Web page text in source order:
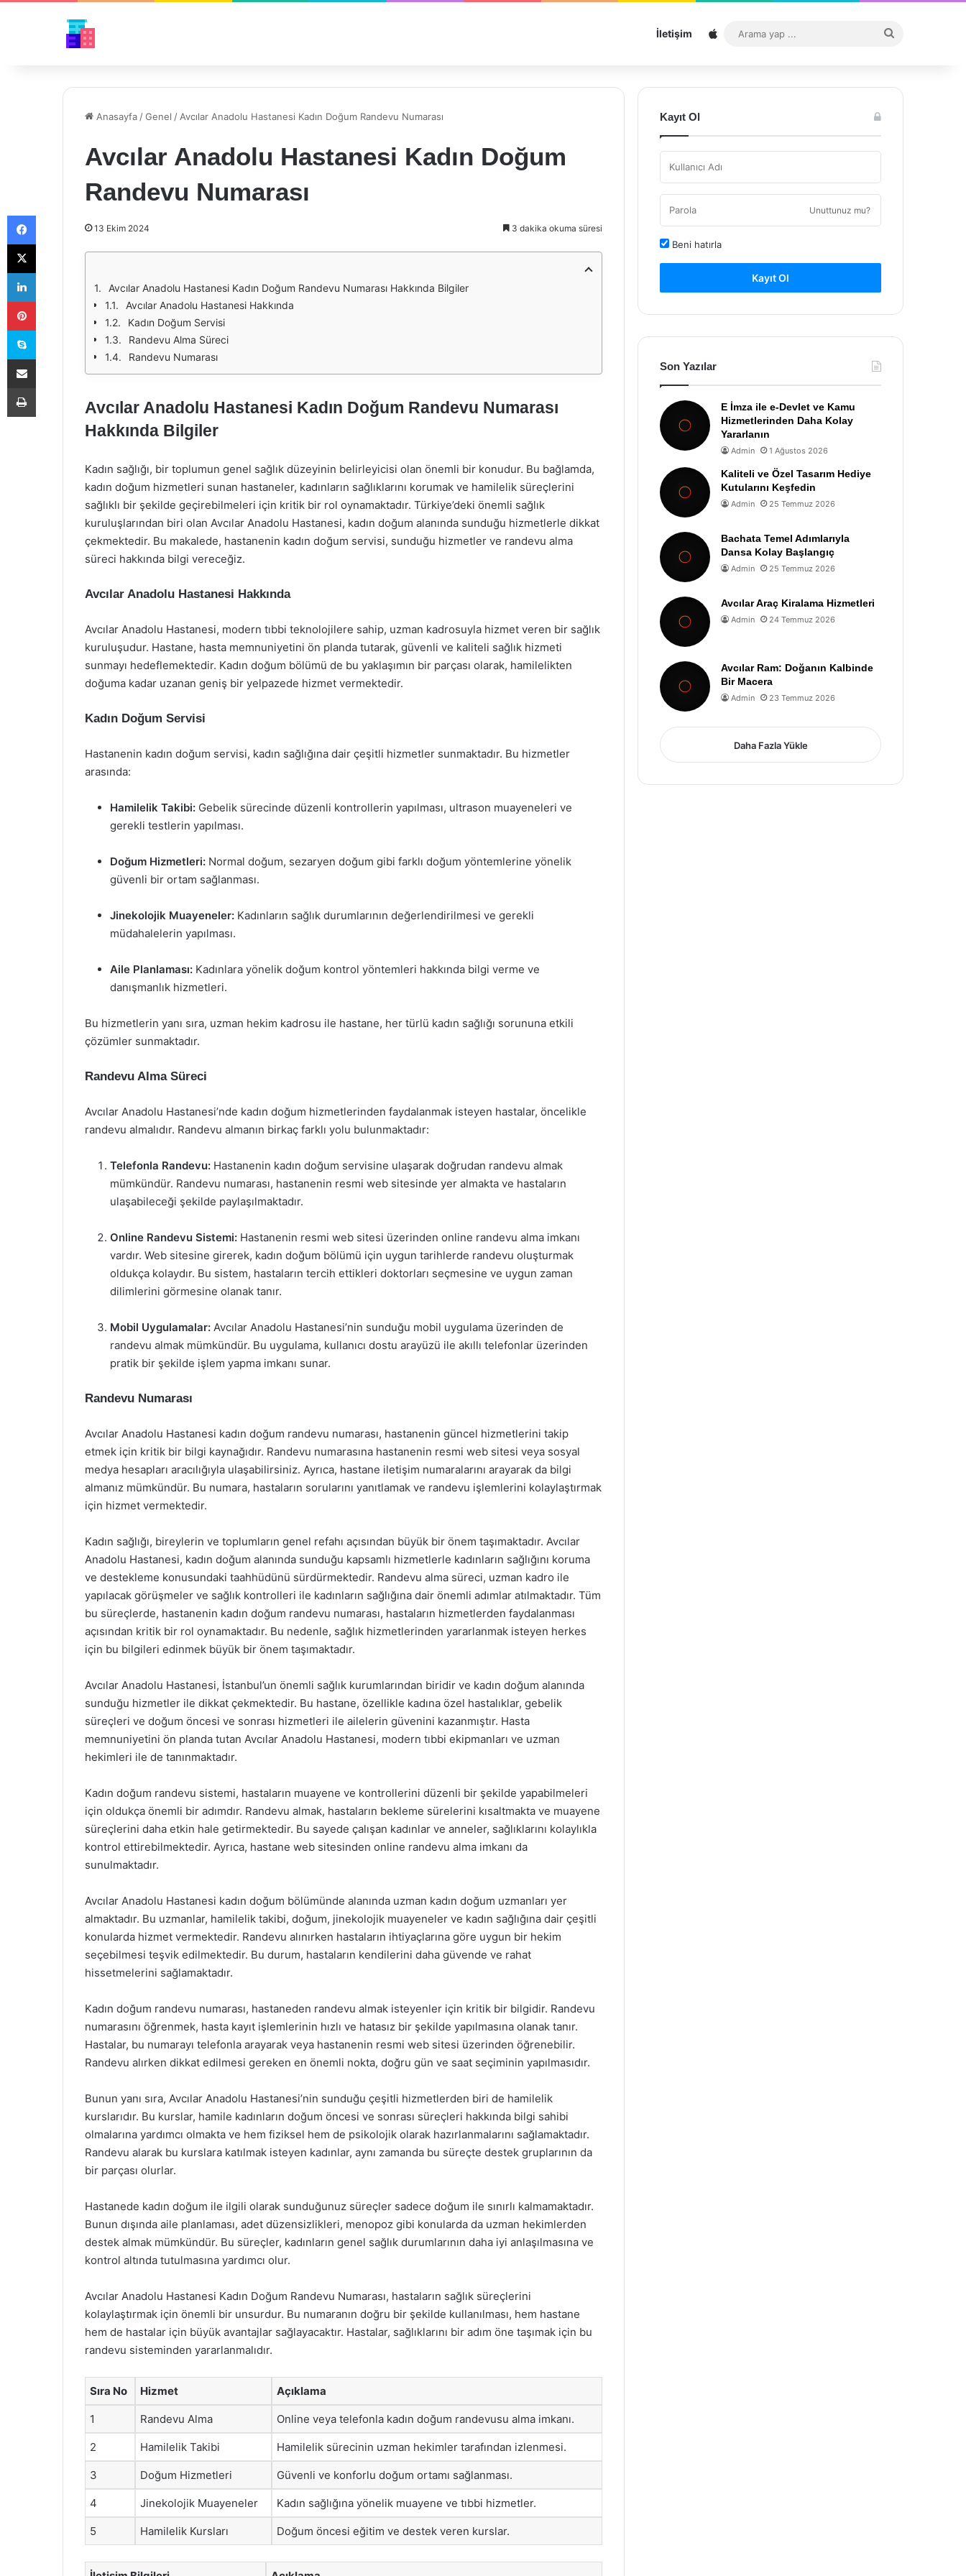
İletişim Sitemap
...
Anasayfa /Genel / Avcılar Anadolu Hastanesi Kadın Doğum Randevu Numarası
Avcılar Anadolu Hastanesi Kadın Doğum
Randevu Numarası
13 Ekim 2024 3 dakika okuma süresi
Avcılar Anadolu Hastanesi Kadın Doğum Randevu Numarası Hakkında Bilgiler
Avcılar Anadolu Hastanesi Hakkında
Kadın Doğum Servisi
Randevu Alma Süreci
Randevu Numarası
Avcılar Anadolu Hastanesi Kadın Doğum Randevu Numarası
Hakkında Bilgiler
Kadın sağlığı, bir toplumun genel sağlık düzeyinin belirleyicisi olan önemli bir konudur. Bu bağlamda,
kadın doğum hizmetleri sunan hastaneler, kadınların sağlıklarını korumak ve hamilelik süreçlerini
sağlıklı bir şekilde geçirebilmeleri için kritik bir rol oynamaktadır. Türkiye’deki önemli sağlık
kuruluşlarından biri olan Avcılar Anadolu Hastanesi, kadın doğum alanında sunduğu hizmetlerle dikkat
çekmektedir. Bu makalede, hastanenin kadın doğum servisi, sunduğu hizmetler ve randevu alma
süreci hakkında bilgi vereceğiz.
Avcılar Anadolu Hastanesi Hakkında
Avcılar Anadolu Hastanesi, modern tıbbi teknolojilere sahip, uzman kadrosuyla hizmet veren bir sağlık
kuruluşudur. Hastane, hasta memnuniyetini ön planda tutarak, güvenli ve kaliteli sağlık hizmeti
sunmayı hedeflemektedir. Kadın doğum bölümü de bu yaklaşımın bir parçası olarak, hamilelikten
doğuma kadar uzanan geniş bir yelpazede hizmet vermektedir.
Kadın Doğum Servisi
Hastanenin kadın doğum servisi, kadın sağlığına dair çeşitli hizmetler sunmaktadır. Bu hizmetler
arasında:
Hamilelik Takibi: Gebelik sürecinde düzenli kontrollerin yapılması, ultrason muayeneleri ve
gerekli testlerin yapılması.
Doğum Hizmetleri: Normal doğum, sezaryen doğum gibi farklı doğum yöntemlerine yönelik
güvenli bir ortam sağlanması.
Jinekolojik Muayeneler: Kadınların sağlık durumlarının değerlendirilmesi ve gerekli
müdahalelerin yapılması.
Aile Planlaması: Kadınlara yönelik doğum kontrol yöntemleri hakkında bilgi verme ve
danışmanlık hizmetleri.
Bu hizmetlerin yanı sıra, uzman hekim kadrosu ile hastane, her türlü kadın sağlığı sorununa etkili
çözümler sunmaktadır.
Randevu Alma Süreci
Avcılar Anadolu Hastanesi’nde kadın doğum hizmetlerinden faydalanmak isteyen hastalar, öncelikle
randevu almalıdır. Randevu almanın birkaç farklı yolu bulunmaktadır:
Telefonla Randevu: Hastanenin kadın doğum servisine ulaşarak doğrudan randevu almak
mümkündür. Randevu numarası, hastanenin resmi web sitesinde yer almakta ve hastaların
ulaşabileceği şekilde paylaşılmaktadır.
Online Randevu Sistemi: Hastanenin resmi web sitesi üzerinden online randevu alma imkanı
vardır. Web sitesine girerek, kadın doğum bölümü için uygun tarihlerde randevu oluşturmak
oldukça kolaydır. Bu sistem, hastaların tercih ettikleri doktorları seçmesine ve uygun zaman
dilimlerini görmesine olanak tanır.
Mobil Uygulamalar: Avcılar Anadolu Hastanesi’nin sunduğu mobil uygulama üzerinden de
randevu almak mümkündür. Bu uygulama, kullanıcı dostu arayüzü ile akıllı telefonlar üzerinden
pratik bir şekilde işlem yapma imkanı sunar.
Randevu Numarası
Avcılar Anadolu Hastanesi kadın doğum randevu numarası, hastanenin güncel hizmetlerini takip
etmek için kritik bir bilgi kaynağıdır. Randevu numarasına hastanenin resmi web sitesi veya sosyal
medya hesapları aracılığıyla ulaşabilirsiniz. Ayrıca, hastane iletişim numaralarını arayarak da bilgi
almanız mümkündür. Bu numara, hastaların sorularını yanıtlamak ve randevu işlemlerini kolaylaştırmak
için hizmet vermektedir.
Kadın sağlığı, bireylerin ve toplumların genel refahı açısından büyük bir önem taşımaktadır. Avcılar
Anadolu Hastanesi, kadın doğum alanında sunduğu kapsamlı hizmetlerle kadınların sağlığını koruma
ve destekleme konusundaki taahhüdünü sürdürmektedir. Randevu alma süreci, uzman kadro ile
yapılacak görüşmeler ve sağlık kontrolleri ile kadınların sağlığına dair önemli adımlar atılmaktadır. Tüm
bu süreçlerde, hastanenin kadın doğum randevu numarası, hastaların hizmetlerden faydalanması
açısından kritik bir rol oynamaktadır. Bu nedenle, sağlık hizmetlerinden yararlanmak isteyen herkes
için bu bilgileri edinmek büyük bir önem taşımaktadır.
Avcılar Anadolu Hastanesi, İstanbul’un önemli sağlık kurumlarından biridir ve kadın doğum alanında
sunduğu hizmetler ile dikkat çekmektedir. Bu hastane, özellikle kadına özel hastalıklar, gebelik
süreçleri ve doğum öncesi ve sonrası hizmetleri ile ailelerin güvenini kazanmıştır. Hasta
memnuniyetini ön planda tutan Avcılar Anadolu Hastanesi, modern tıbbi ekipmanları ve uzman
hekimleri ile de tanınmaktadır.
Kadın doğum randevu sistemi, hastaların muayene ve kontrollerini düzenli bir şekilde yapabilmeleri
için oldukça önemli bir adımdır. Randevu almak, hastaların bekleme sürelerini kısaltmakta ve muayene
süreçlerini daha etkin hale getirmektedir. Bu sayede çalışan kadınlar ve anneler, sağlıklarını kolaylıkla
kontrol ettirebilmektedir. Ayrıca, hastane web sitesinden online randevu alma imkanı da
sunulmaktadır.
Avcılar Anadolu Hastanesi kadın doğum bölümünde alanında uzman kadın doğum uzmanları yer
almaktadır. Bu uzmanlar, hamilelik takibi, doğum, jinekolojik muayeneler ve kadın sağlığına dair çeşitli
konularda hizmet vermektedir. Randevu alınırken hastaların ihtiyaçlarına göre uygun bir hekim
seçebilmesi teşvik edilmektedir. Bu durum, hastaların kendilerini daha güvende ve rahat
hissetmelerini sağlamaktadır.
Kadın doğum randevu numarası, hastaneden randevu almak isteyenler için kritik bir bilgidir. Randevu
numarasını öğrenmek, hasta kayıt işlemlerinin hızlı ve hatasız bir şekilde yapılmasına olanak tanır.
Hastalar, bu numarayı telefonla arayarak veya hastanenin resmi web sitesi üzerinden öğrenebilir.
Randevu alırken dikkat edilmesi gereken en önemli nokta, doğru gün ve saat seçiminin yapılmasıdır.
Bunun yanı sıra, Avcılar Anadolu Hastanesi’nin sunduğu çeşitli hizmetlerden biri de hamilelik
kurslarıdır. Bu kurslar, hamile kadınların doğum öncesi ve sonrası süreçleri hakkında bilgi sahibi
olmalarına yardımcı olmakta ve hem fiziksel hem de psikolojik olarak hazırlanmalarını sağlamaktadır.
Randevu alarak bu kurslara katılmak isteyen kadınlar, aynı zamanda bu süreçte destek gruplarının da
bir parçası olurlar.
Hastanede kadın doğum ile ilgili olarak sunduğunuz süreçler sadece doğum ile sınırlı kalmamaktadır.
Bunun dışında aile planlaması, adet düzensizlikleri, menopoz gibi konularda da uzman hekimlerden
destek almak mümkündür. Bu süreçler, kadınların genel sağlık durumlarının daha iyi anlaşılmasına ve
kontrol altında tutulmasına yardımcı olur.
Avcılar Anadolu Hastanesi Kadın Doğum Randevu Numarası, hastaların sağlık süreçlerini
kolaylaştırmak için önemli bir unsurdur. Bu numaranın doğru bir şekilde kullanılması, hem hastane
hem de hastalar için büyük avantajlar sağlayacaktır. Hastalar, sağlıklarını bir adım öne taşımak için bu
randevu sisteminden yararlanmalıdır.
Sıra No Hizmet Açıklama
1 Randevu Alma Online veya telefonla kadın doğum randevusu alma imkanı.
2 Hamilelik Takibi Hamilelik sürecinin uzman hekimler tarafından izlenmesi.
3 Doğum Hizmetleri Güvenli ve konforlu doğum ortamı sağlanması.
4 Jinekolojik Muayeneler Kadın sağlığına yönelik muayene ve tıbbi hizmetler.
5 Hamilelik Kursları Doğum öncesi eğitim ve destek veren kurslar.
Kayıt Ol
Unuttunuz mu?
Beni hatırla
Kayıt Ol
Son Yazılar
E İmza ile e-Devlet ve Kamu
Hizmetlerinden Daha Kolay
Yararlanın
Admin 1 Ağustos 2026
Kaliteli ve Özel Tasarım Hediye
Kutularını Keşfedin
Admin 25 Temmuz 2026
Bachata Temel Adımlarıyla
Dansa Kolay Başlangıç
Admin 25 Temmuz 2026
Avcılar Araç Kiralama Hizmetleri
Admin 24 Temmuz 2026
Avcılar Ram: Doğanın Kalbinde
Bir Macera
Admin 23 Temmuz 2026
Daha Fazla Yükle
Facebook
X
LinkedIn
Pinterest
Skype
E-Posta ile paylaş